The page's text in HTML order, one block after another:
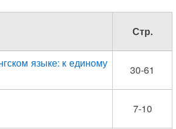
Стр.
языке: к единому
30-61
7-10